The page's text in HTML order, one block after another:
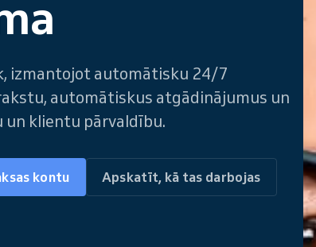
izmantojot automātisku 24/7
automātiskus atgādinājumus un
klientu pārvaldību.
kontu Apskatīt, kā tas darbojas